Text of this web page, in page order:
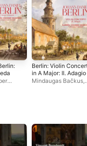
Berlin: Violin
in A Major: II.
Single
Mindaugas Bačkus,